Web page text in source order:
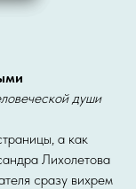
души
а как
Лихолетова
сразу вихрем